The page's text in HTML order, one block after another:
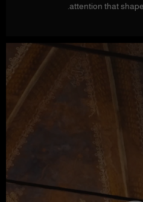
attention that